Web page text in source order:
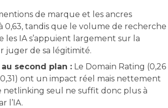
de marque et les ancres
0,63, tandis que le volume de recherche
IA s’appuient largement sur la
juger de sa légitimité.
second plan : Le Domain Rating (0,26
ont un impact réel mais nettement
netlinking seul ne suffit donc plus à
l’IA.